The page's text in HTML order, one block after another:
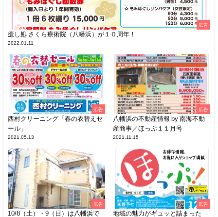
広告
癒し処 さくら療術院（八幡浜）が１０周年！
2022.01.11
広告
西村クリーニング「春の衣替えセ
ール」
2021.05.13
広告
八幡浜の不動産情報 by 南海不動
産商事／ほっぷ１１月号
2021.11.15
広告
10/8（土）・9（日）は八幡浜で
広告
地域の魅力がギュッと詰まった